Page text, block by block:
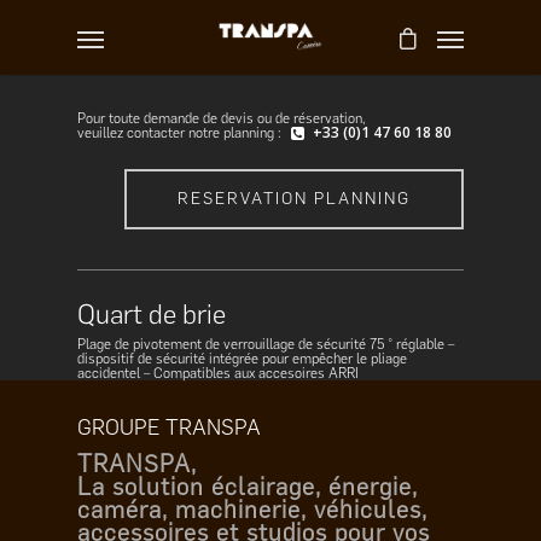
Pour toute demande de devis ou de réservation,
veuillez contacter notre planning :
+33 (0)1 47 60 18 80
RESERVATION PLANNING
Quart de brie
Plage de pivotement de verrouillage de sécurité 75 ° réglable –
dispositif de sécurité intégrée pour empêcher le pliage
accidentel – Compatibles aux accesoires ARRI
GROUPE TRANSPA
TRANSPA,
La solution éclairage, énergie,
caméra, machinerie, véhicules,
accessoires et studios pour vos